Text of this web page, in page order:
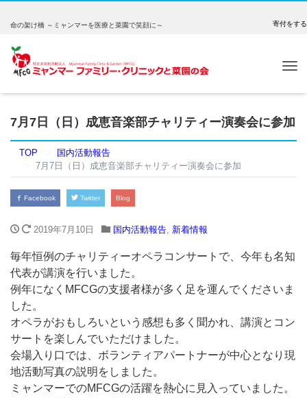
寄付をする
命の架け橋 ～ミャンマーを医療と菜園で笑顔に～
7月7日（日）成恵音楽部チャリティー演奏会に参加
TOP
国内活動報告
7月7日（日）成恵音楽部チャリティー演奏会に参加
Facebook Twitter Blog
2019年7月10日 国内活動報告, 新着情報
毎年恒例のチャリティーオペラコンサートで、今年も名知
代表が講演を行いました。
例年になくMFCGの支援者様が多く足を運んでくださいま
した。
オペラがおもしろいという感想も多く聞かれ、講演とコン
サートを楽しんでいただけました。
会場入り口では、ボランティアパートナーが中心となり現
地活動写真の説明をしました。
ミャンマーでのMFCGの活躍を熱心に見入っていました。